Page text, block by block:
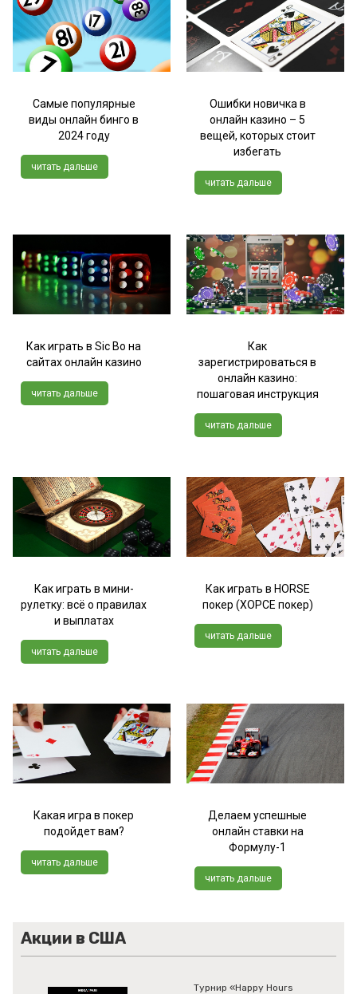
Самые популярные
виды онлайн бинго в
2024 году
читать дальше
Ошибки новичка в
онлайн казино – 5
вещей, которых стоит
избегать
читать дальше
Как играть в Sic Bo на
сайтах онлайн казино
читать дальше
Как
зарегистрироваться в
онлайн казино:
пошаговая инструкция
читать дальше
Как играть в мини-
рулетку: всё о правилах
и выплатах
читать дальше
Как играть в HORSE
покер (ХОРСЕ покер)
читать дальше
Какая игра в покер
подойдет вам?
читать дальше
Делаем успешные
онлайн ставки на
Формулу-1
читать дальше
Акции в США
Турнир «Happy Hours